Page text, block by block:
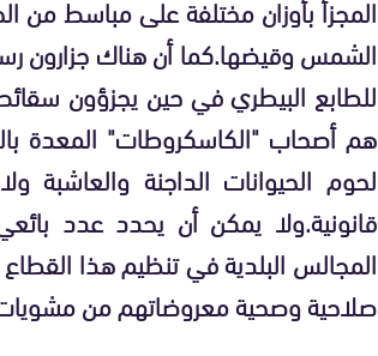
المجزأ بأوزان مختلفة على مباسط
الشمس وقيضها.كما أن هناك جزارون
للطابع البيطري في حين يجزؤون سقائط
هم أصحاب "الكاسكروطات" المعدة
لحوم الحيوانات الداجنة
قانونية.ولا يمكن أن يحدد عدد
المجالس البلدية في تنظيم هذا
صلاحية وصحية معروضاتهم من